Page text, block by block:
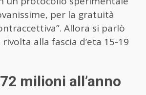
per la gratuità
Allora si parlò
alla fascia d’eta 15-19
milioni all’anno